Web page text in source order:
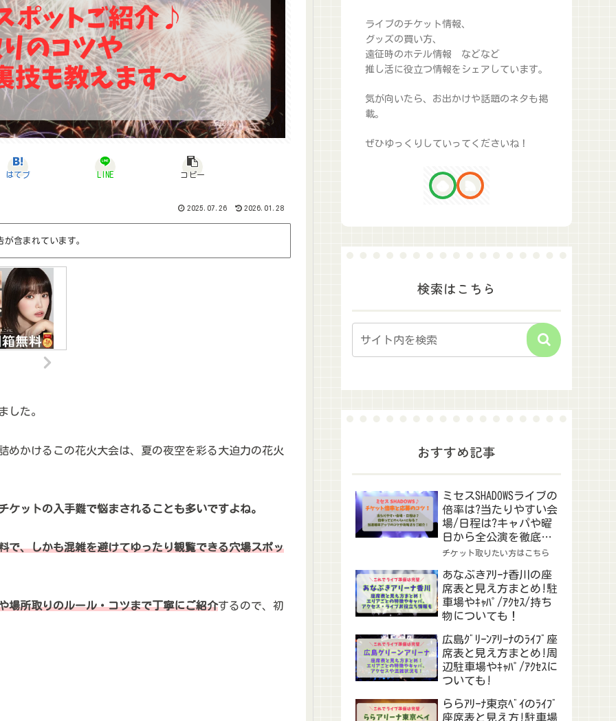
はてブ LINE コピー
2025.07.26 2026.01.28
が含まれています。
した。
めかけるこの花火大会は、夏の夜空を彩る大迫力の花火
ケットの入手難で悩まされることも多いですよね。
で、しかも混雑を避けてゆったり観覧できる穴場スポッ
場所取りのルール・コツまで丁寧にご紹介するので、初
ライブのチケット情報、
グッズの買い方、
遠征時のホテル情報 などなど
推し活に役立つ情報をシェアしています。
気が向いたら、お出かけや話題のネタも掲
載。
ぜひゆっくりしていってくださいね！
検索はこちら
おすすめ記事
ミセスSHADOWSライブの
倍率は?当たりやすい会
場/日程は?キャパや曜
日から全公演を徹底予
想！
チケット取りたい方はこちら
あなぶきｱﾘｰﾅ香川の座
席表と見え方まとめ!駐
車場やｷｬﾊﾟ/ｱｸｾｽ/持ち
物についても！
広島ｸﾞﾘｰﾝｱﾘｰﾅのﾗｲﾌﾞ座
席表と見え方まとめ!周
辺駐車場やｷｬﾊﾟ/ｱｸｾｽに
ついても!
ららｱﾘｰﾅ東京ﾍﾞｲのﾗｲﾌﾞ
座席表と見え方!駐車場